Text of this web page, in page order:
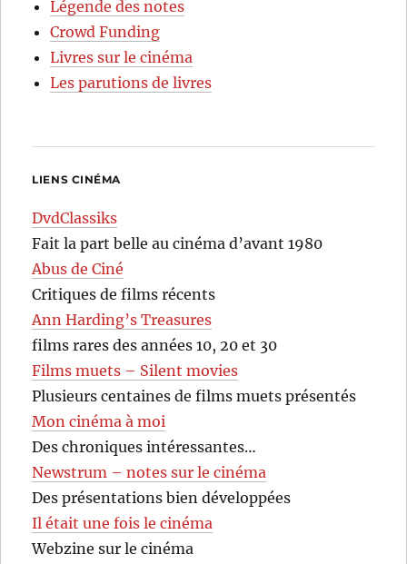
Légende des notes
Crowd Funding
Livres sur le cinéma
Les parutions de livres
LIENS CINÉMA
DvdClassiks
Fait la part belle au cinéma d’avant 1980
Abus de Ciné
Critiques de films récents
Ann Harding’s Treasures
films rares des années 10, 20 et 30
Films muets – Silent movies
Plusieurs centaines de films muets présentés
Mon cinéma à moi
Des chroniques intéressantes…
Newstrum – notes sur le cinéma
Des présentations bien développées
Il était une fois le cinéma
Webzine sur le cinéma